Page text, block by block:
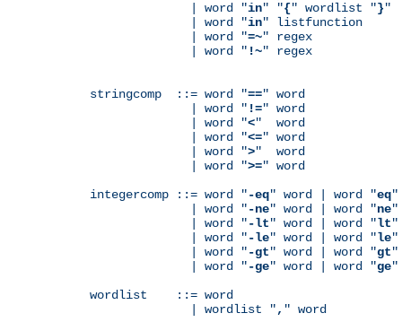
              | word "
in" "{" wordlist "}"
              | word "
in" listfunction
              | word "
=~" regex
              | word "
!~" regex
stringcomp  ::= word "==" word
              | word "
!=" word
              | word "
<"  word
              | word "
<=" word
              | word "
>"  word
              | word "
>=" word
integercomp ::= word "-eq" word | word "eq"
              | word "
-ne" word | word "ne"
              | word "
-lt" word | word "lt"
              | word "
-le" word | word "le"
              | word "
-gt" word | word "gt"
              | word "
-ge" word | word "ge"
wordlist    ::= word
              | wordlist "
, " word